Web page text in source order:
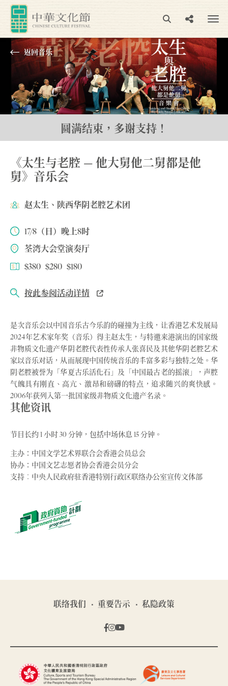
返回⾳乐
《太生与老腔 — 他大舅他二舅都是他
舅》音乐会
赵太生、陕西华阴老腔艺术团
17/8（日）晚上8时
荃湾大会堂演奏厅
$380 $280 $180
按此参阅活动详情
是次音乐会以中国音乐古今乐韵的碰撞为主线，让香港艺术发展局
2024年艺术家年奖（音乐）得主赵太生，与特邀来港演出的国家级
非物质文化遗产华阴老腔代表性传承人张喜民及其他华阴老腔艺术
家以音乐对话，从而展现中国传统音乐的丰富多彩与独特之处。华
阴老腔被誉为「华夏古乐活化石」及「中国最古老的摇滚」，声腔
气魄具有刚直、高亢、激昂和磅礴的特点，追求随兴的爽快感。
2006年获列入第一批国家级非物质文化遗产名录。
其他资讯
节目长约 1 小时 30 分钟，包括中场休息 15 分钟。
主办：中国文学艺术界联合会香港会员总会
协办：中国文艺志愿者协会香港会员分会
支持︰中央人民政府驻香港特别行政区联络办公室宣传文体部
圆满结束，多谢支持！
联络我们 重要告示 私隐政策